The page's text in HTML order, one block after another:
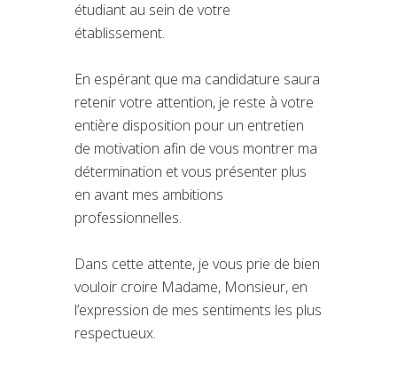
étudiant au sein de votre
établissement.
En espérant que ma candidature saura
retenir votre attention, je reste à votre
entière disposition pour un entretien
de motivation afin de vous montrer ma
détermination et vous présenter plus
en avant mes ambitions
professionnelles.
Dans cette attente, je vous prie de bien
vouloir croire Madame, Monsieur, en
l’expression de mes sentiments les plus
respectueux.